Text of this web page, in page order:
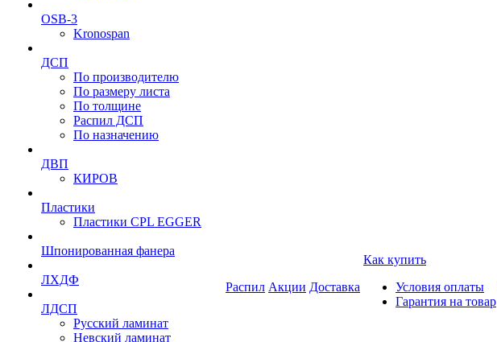
OSB-3
Kronospan
ДСП
По производителю
По размеру листа
По толщине
Распил ДСП
По назначению
ДВП
КИРОВ
Пластики
Пластики CPL EGGER
Шпонированная фанера
ЛХДФ
ЛДСП
Русский ламинат
Невский ламинат
Распил Акции Доставка
Как купить
Условия оплаты
Гарантия на товар